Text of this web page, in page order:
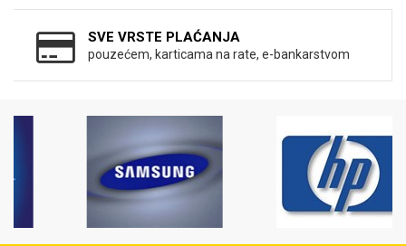
SVE VRSTE PLAĆANJA
pouzećem, karticama na rate, e-bankarstvom